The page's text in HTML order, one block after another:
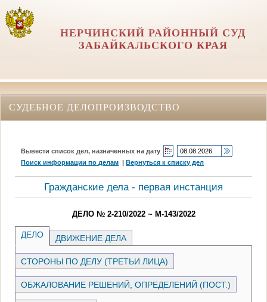
НЕРЧИНСКИЙ РАЙОННЫЙ СУД
ЗАБАЙКАЛЬСКОГО КРАЯ
СУДЕБНОЕ ДЕЛОПРОИЗВОДСТВО
Вывести список дел, назначенных на дату
Поиск информации по делам |Вернуться к списку дел
Гражданские дела - первая инстанция
ДЕЛО № 2-210/2022 ~ М-143/2022
ДЕЛО ДВИЖЕНИЕ ДЕЛА
СТОРОНЫ ПО ДЕЛУ (ТРЕТЬИ ЛИЦА)
ОБЖАЛОВАНИЕ РЕШЕНИЙ, ОПРЕДЕЛЕНИЙ (ПОСТ.)